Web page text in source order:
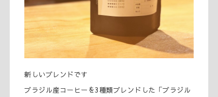
新しいブレンドです
ブラジル産コーヒーを3種類ブレンドした「ブラジル